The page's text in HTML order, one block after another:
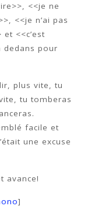
<<je ne
<<je n’ai pas
<<c’est
dedans pour
plus vite, tu
tu tomberas
facile et
une excuse
avance!
]